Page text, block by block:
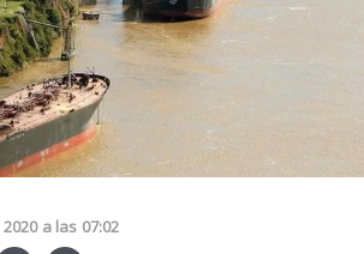
2020 a las 07:02